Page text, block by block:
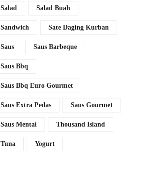
Salad Salad Buah
Sandwich Sate Daging Kurban
Saus Saus Barbeque
Saus Bbq
Saus Bbq Euro Gourmet
Saus Extra Pedas Saus Gourmet
Saus Mentai Thousand Island
Tuna Yogurt